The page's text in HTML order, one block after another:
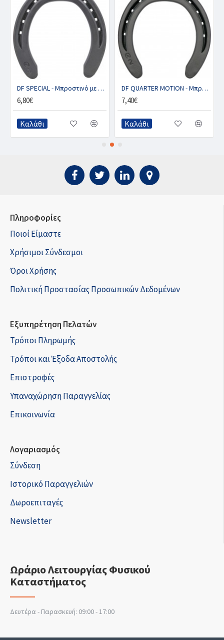
DF SPECIAL - Μπροστινό με 1 κλιπ (ζευγ.)
6,80€
Καλάθι
DF QUARTER MOTION - Μπροστινό με 2 κλιπ (ζευγ.)
7,40€
Καλάθι
Πληροφορίες
Ποιοί Είμαστε
Χρήσιμοι Σύνδεσμοι
Όροι Χρήσης
Πολιτική Προστασίας Προσωπικών Δεδομένων
Εξυπηρέτηση Πελατών
Τρόποι Πληρωμής
Τρόποι και Έξοδα Αποστολής
Επιστροφές
Υπαναχώρηση Παραγγελίας
Επικοινωνία
Λογαριασμός
Σύνδεση
Ιστορικό Παραγγελιών
Δωροεπιταγές
Newsletter
Ωράριο Λειτουργίας Φυσικού
Καταστήματος
Δευτέρα - Παρασκευή: 09:00 - 17:00